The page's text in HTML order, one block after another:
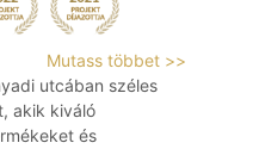
Mutass többet >>
utcában széles
akik kiváló
és